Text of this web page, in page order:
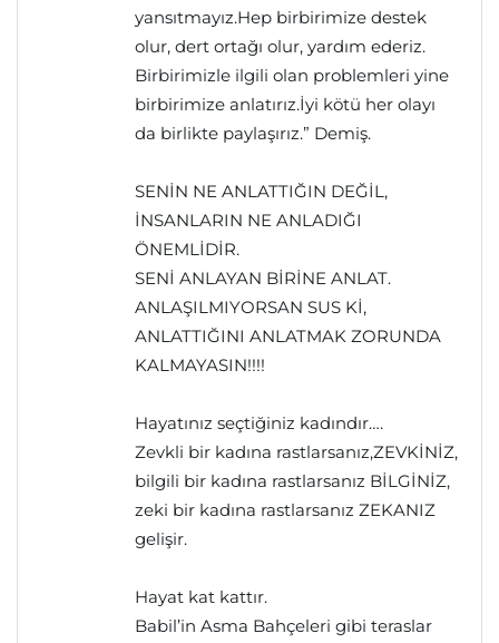
yansıtmayız.Hep birbirimize destek
olur, dert ortağı olur, yardım ederiz.
Birbirimizle ilgili olan problemleri yine
birbirimize anlatırız.İyi kötü her olayı
da birlikte paylaşırız.” Demiş.
SENİN NE ANLATTIĞIN DEĞİL,
İNSANLARIN NE ANLADIĞI
ÖNEMLİDİR.
SENİ ANLAYAN BİRİNE ANLAT.
ANLAŞILMIYORSAN SUS Kİ,
ANLATTIĞINI ANLATMAK ZORUNDA
KALMAYASIN!!!!
Hayatınız seçtiğiniz kadındır….
Zevkli bir kadına rastlarsanız,ZEVKİNİZ,
bilgili bir kadına rastlarsanız BİLGİNİZ,
zeki bir kadına rastlarsanız ZEKANIZ
gelişir.
Hayat kat kattır.
Babil’in Asma Bahçeleri gibi teraslar